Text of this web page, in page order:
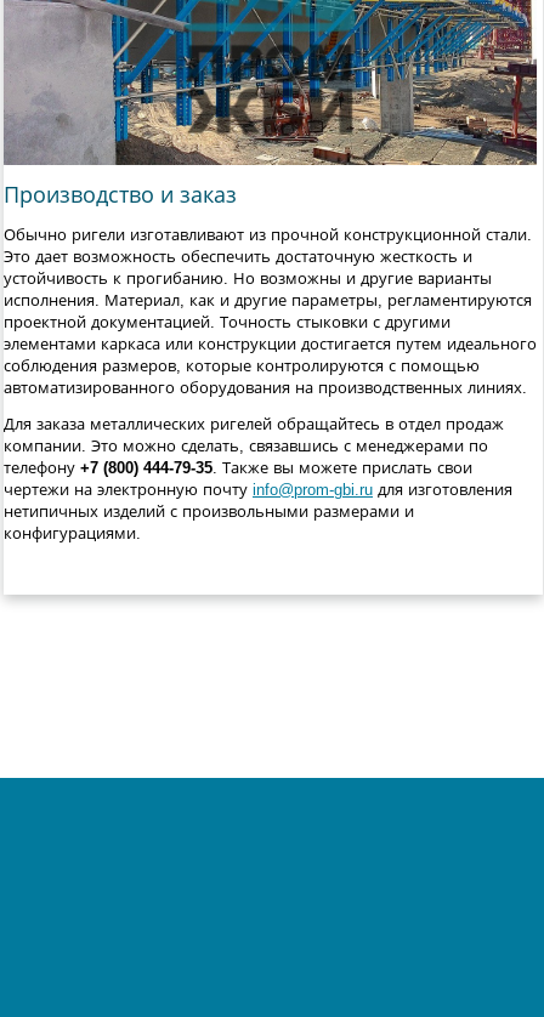
Производство и заказ
Обычно ригели изготавливают из прочной конструкционной стали.
Это дает возможность обеспечить достаточную жесткость и
устойчивость к прогибанию. Но возможны и другие варианты
исполнения. Материал, как и другие параметры, регламентируются
проектной документацией. Точность стыковки с другими
элементами каркаса или конструкции достигается путем идеального
соблюдения размеров, которые контролируются с помощью
автоматизированного оборудования на производственных линиях.
Для заказа металлических ригелей обращайтесь в отдел продаж
компании. Это можно сделать, связавшись с менеджерами по
телефону +7 (800) 444-79-35 . Также вы можете прислать свои
чертежи на электронную почту info@prom-gbi.ru для изготовления
нетипичных изделий с произвольными размерами и
конфигурациями.